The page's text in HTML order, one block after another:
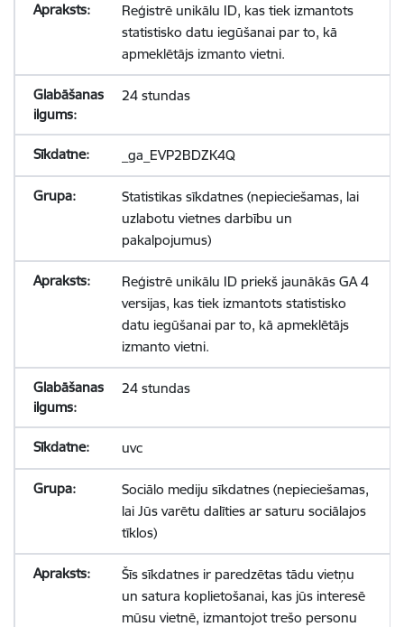
Reģistrē unikālu ID, kas tiek izmantots
statistisko datu iegūšanai par to, kā
apmeklētājs izmanto vietni.
24 stundas
_ga_EVP2BDZK4Q
Statistikas sīkdatnes (nepieciešamas, lai
uzlabotu vietnes darbību un
pakalpojumus)
Reģistrē unikālu ID priekš jaunākās GA 4
versijas, kas tiek izmantots statistisko
datu iegūšanai par to, kā apmeklētājs
izmanto vietni.
24 stundas
uvc
Sociālo mediju sīkdatnes (nepieciešamas,
lai Jūs varētu dalīties ar saturu sociālajos
tīklos)
Šīs sīkdatnes ir paredzētas tādu vietņu
un satura koplietošanai, kas jūs interesē
mūsu vietnē, izmantojot trešo personu